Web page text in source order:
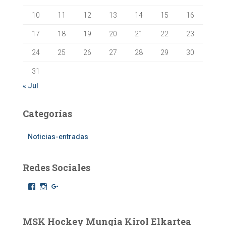
10 11 12 13 14 15 16
17 18 19 20 21 22 23
24 25 26 27 28 29 30
31
« Jul
Categorías
Noticias-entradas
Redes Sociales
b
a
l
MSK Hockey Mungia Kirol Elkartea